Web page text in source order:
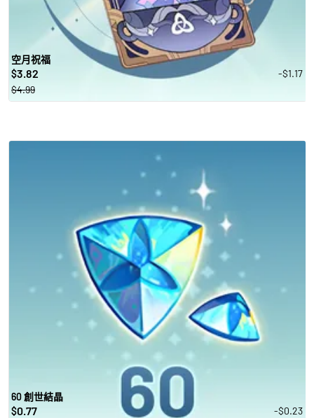
空月祝福
$3.82
-$1.17
$4.99
60 創世結晶
$0.77
-$0.23